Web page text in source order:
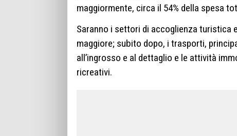
maggiormente, circa il 54% della spesa
Saranno i settori di accoglienza turistica
maggiore; subito dopo, i trasporti,
all’ingrosso e al dettaglio e le attività
ricreativi.